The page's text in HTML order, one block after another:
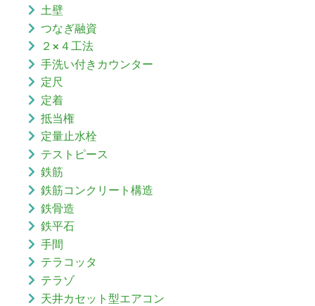
土壁
つなぎ融資
２×４工法
手洗い付きカウンター
定尺
定着
抵当権
定量止水栓
テストピース
鉄筋
鉄筋コンクリート構造
鉄骨造
鉄平石
手間
テラコッタ
テラゾ
天井カセット型エアコン